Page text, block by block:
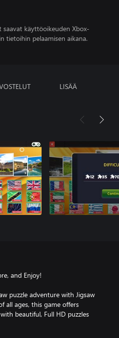
saavat käyttöoikeuden Xbox-
tietoihin pelaamisen aikana.
LISÄÄ
and Enjoy!
puzzle adventure with Jigsaw
all ages, this game offers
beautiful, Full HD puzzles